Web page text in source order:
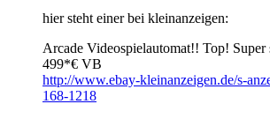
hier steht einer bei kleinanzeigen:
Arcade Videospielautomat!! Top! Super
499*€ VB
http://www.ebay-kleinanzeigen.de/s-
168-1218